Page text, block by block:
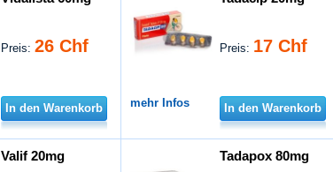
Preis:26 Chf
In den Warenkorb
Preis: 17 Chf
mehr Infos In den Warenkorb
Valif 20mg Tadapox 80mg